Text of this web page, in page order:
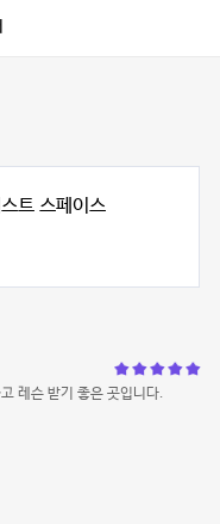
트 스페이스
레슨 받기 좋은 곳입니다.